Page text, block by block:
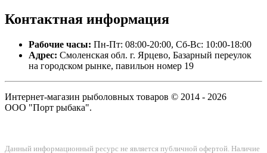
Контактная информация
Рабочие часы: Пн-Пт: 08:00-20:00, Сб-Вс: 10:00-18:00
Адрес: Смоленская обл. г. Ярцево, Базарный переулок
на городском рынке, павильон номер 19
Интернет-магазин рыболовных товаров © 2014 - 2026
ООО "Порт рыбака".
Данный информационный ресурс не является публичной офертой. Наличие